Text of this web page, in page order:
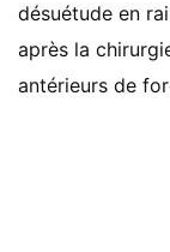
désuétude en
après la
antérieurs de